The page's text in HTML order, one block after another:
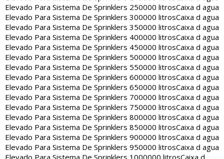
Elevado Para Sistema De Sprinklers 250000 litrosCaixa d agua
Elevado Para Sistema De Sprinklers 300000 litrosCaixa d agua
Elevado Para Sistema De Sprinklers 350000 litrosCaixa d agua
Elevado Para Sistema De Sprinklers 400000 litrosCaixa d agua
Elevado Para Sistema De Sprinklers 450000 litrosCaixa d agua
Elevado Para Sistema De Sprinklers 500000 litrosCaixa d agua
Elevado Para Sistema De Sprinklers 550000 litrosCaixa d agua
Elevado Para Sistema De Sprinklers 600000 litrosCaixa d agua
Elevado Para Sistema De Sprinklers 650000 litrosCaixa d agua
Elevado Para Sistema De Sprinklers 700000 litrosCaixa d agua
Elevado Para Sistema De Sprinklers 750000 litrosCaixa d agua
Elevado Para Sistema De Sprinklers 800000 litrosCaixa d agua
Elevado Para Sistema De Sprinklers 850000 litrosCaixa d agua
Elevado Para Sistema De Sprinklers 900000 litrosCaixa d agua
Elevado Para Sistema De Sprinklers 950000 litrosCaixa d agua